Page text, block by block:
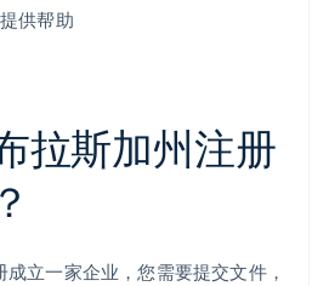
供帮助
拉斯加州注册
立一家企业，您需要提交文件，